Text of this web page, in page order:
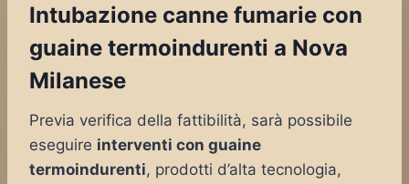
Intubazione canne fumarie con
guaine termoindurenti a Nova
Milanese
Previa verifica della fattibilità, sarà possibile
eseguire interventi con guaine
termoindurenti, prodotti d’alta tecnologia,